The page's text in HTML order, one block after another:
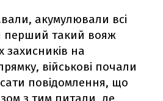
акумулювали всі
перший такий вояж
захисників на
військові почали
повідомлення, що
з тим питали, де